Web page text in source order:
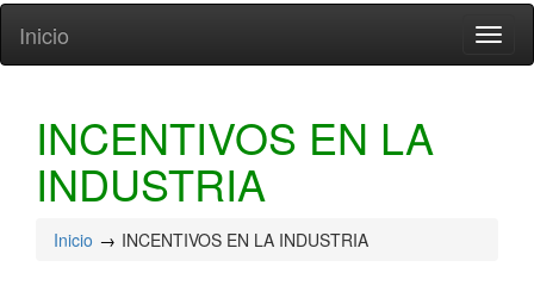
Inicio
INCENTIVOS EN LA
INDUSTRIA
Inicio INCENTIVOS EN LA INDUSTRIA